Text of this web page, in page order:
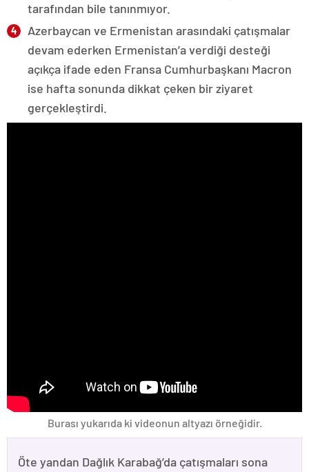
tarafından bile tanınmıyor.
Azerbaycan ve Ermenistan arasındaki çatışmalar
devam ederken Ermenistan’a verdiği desteği
açıkça ifade eden Fransa Cumhurbaşkanı Macron
ise hafta sonunda dikkat çeken bir ziyaret
gerçekleştirdi.
Burası yukarıda ki videonun altyazı örneğidir.
Öte yandan Dağlık Karabağ’da çatışmaları sona